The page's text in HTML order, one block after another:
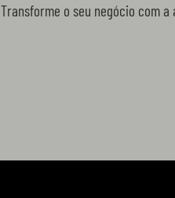
Transforme o seu negócio com